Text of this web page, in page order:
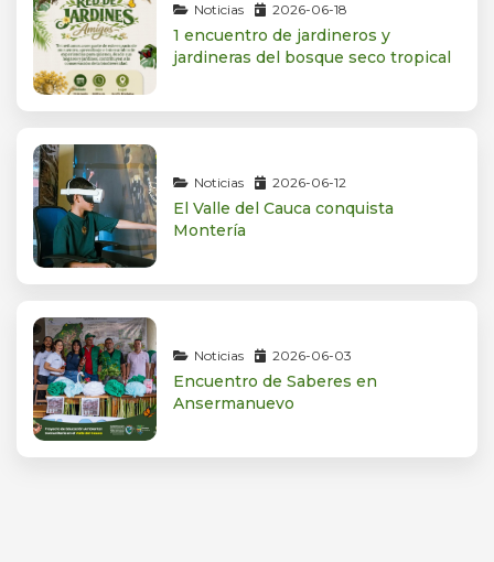
Noticias 2026-06-18
1 encuentro de jardineros y
jardineras del bosque seco tropical
Noticias 2026-06-12
El Valle del Cauca conquista
Montería
Noticias 2026-06-03
Encuentro de Saberes en
Ansermanuevo